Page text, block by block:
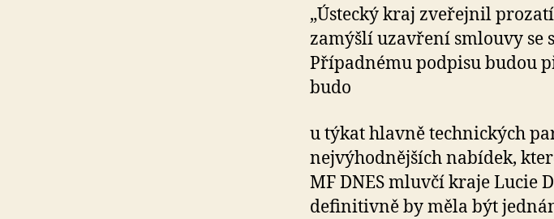
„Ústecký kraj zveřejnil
zamýšlí uzavření smlouvy se
Případnému podpisu budou
budo
u týkat hlavně technických
nejvýhodnějších nabídek,
MF DNES mluvčí kraje Lucie
definitivně by měla být